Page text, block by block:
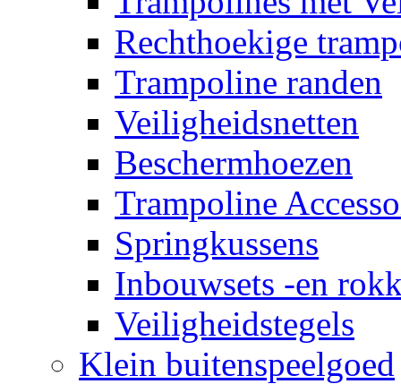
Rechthoekige
Trampoline randen
Veiligheidsnetten
Beschermhoezen
Trampoline
Springkussens
Inbouwsets -en
Veiligheidstegels
Klein buitenspeelgoed